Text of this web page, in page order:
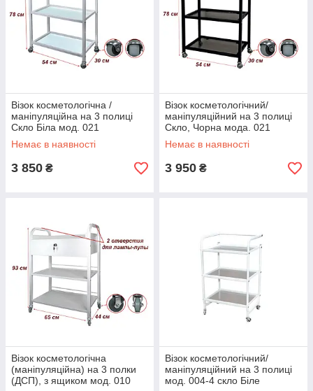
Візок косметологічна /
маніпуляційна на 3 полиці
Скло Біла мод. 021
Немає в наявності
3 850 ₴
Візок косметологічний/
маніпуляційний на 3 полиці
Скло, Чорна мода. 021
Немає в наявності
3 950 ₴
Візок косметологічна
(маніпуляційна) на 3 полки
(ДСП), з ящиком мод. 010
Візок косметологічний/
маніпуляційний на 3 полиці
мод. 004-4 скло Біле